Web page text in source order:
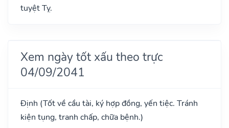
tuyệt Tỵ.
Xem ngày tốt xấu theo trực
04/09/2041
Định (Tốt về cầu tài, ký hợp đồng, yến tiệc. Tránh
kiện tụng, tranh chấp, chữa bệnh.)